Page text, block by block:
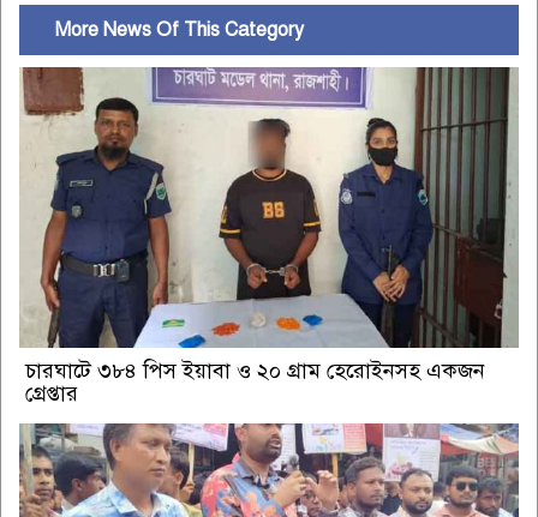
More News Of This Category
চারঘাটে ৩৮৪ পিস ইয়াবা ও ২০ গ্রাম হেরোইনসহ একজন
গ্রেপ্তার